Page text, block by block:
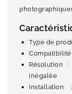
Type de
Compatibilité
Résolution
inégalée